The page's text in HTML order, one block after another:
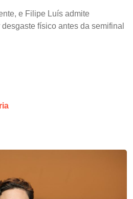
e Filipe Luís admite
físico antes da semifinal